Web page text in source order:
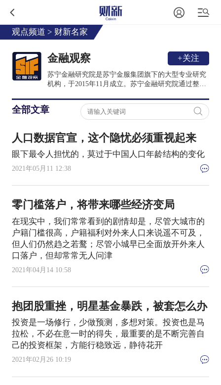
观点频道 > 财新名家
金融观察 +关注
苏宁金融研究院是苏宁金服集团旗下的大型专业研究
机构，于2015年11月成立。苏宁金融研究院通过整合
等机构广泛合作，为政府、企业和第三方提供定制化
研究咨询服务，定期发布专题研究报告，着重于国内
消费金融、贸易金融、互联网金融和产业金融等研究
领域。
全部文章
人口数据官宣，这个隐忧必须重视起来
眼下最令人担忧的，莫过于中国人口年龄结构的变化
2021年05月11 12:38
零门槛落户，将带来哪些经济变局
在现实中，我们常常看到的剧情却是，尽管大城市的
户籍门槛很高，户籍福利对外来人口来说遥不可及，
但人们仍然趋之若鹜；尽管小城早已全面放开外来人
口落户，但却常常无人问津
2021年04月14 10:58
抱团股重挫，明星基金暴跌，被套怎么办
投资是一场修行，少做预测，多想对策。投资也是马
拉松，不必在意一时的得失，最重要的是不断完善自
己的投资框架，方能行稳致远，静待花开
2021年02月26 10:19